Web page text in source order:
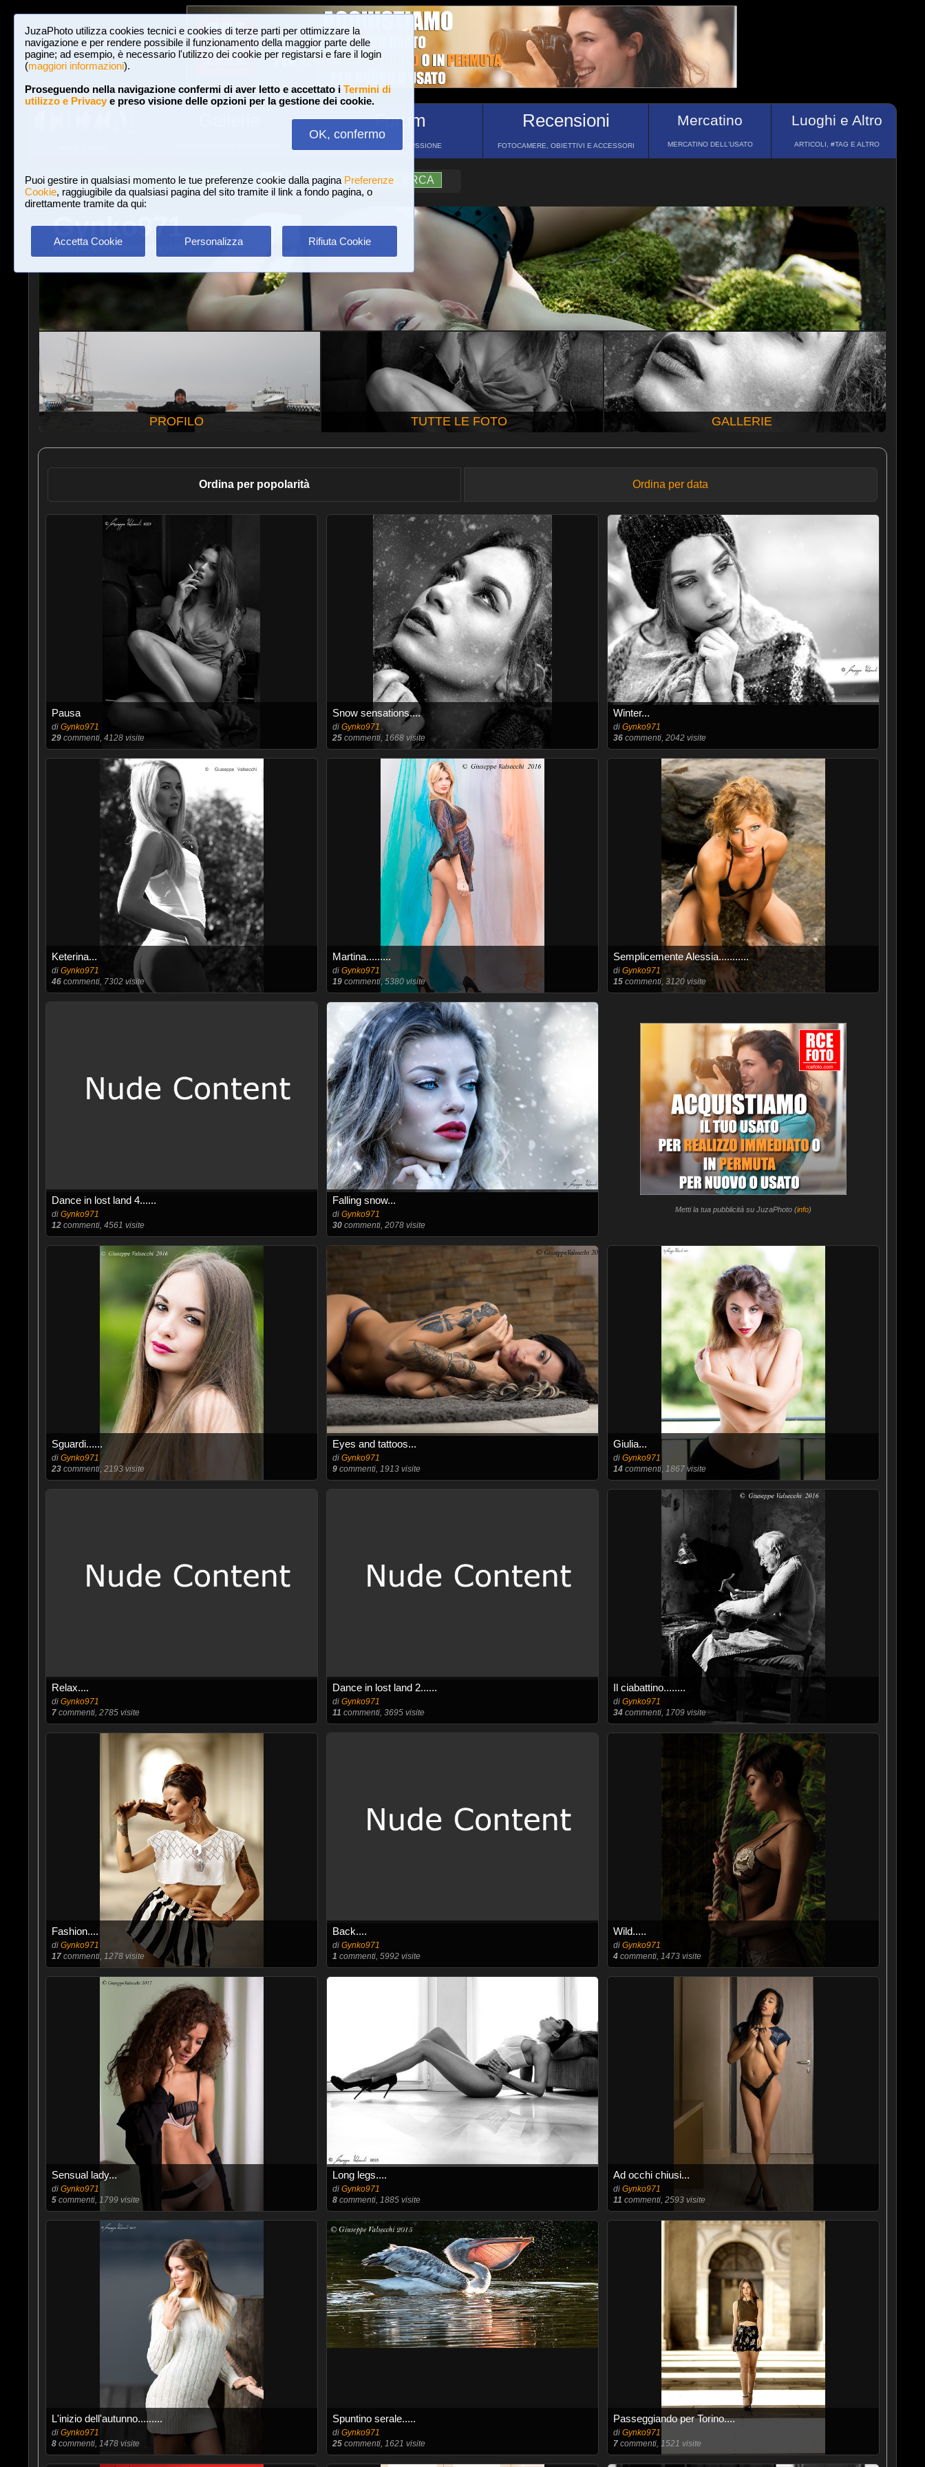
JuzaPhoto utilizza cookies tecnici e cookies di terze parti per ottimizzare la
navigazione e per rendere possibile il funzionamento della maggior parte delle
pagine; ad esempio, è necessario l'utilizzo dei cookie per registarsi e fare il login
(maggiori informazioni).
Proseguendo nella navigazione confermi di aver letto e accettato i Termini di
utilizzo e Privacye preso visione delle opzioni per la gestione dei cookie.
OK, confermo
Puoi gestire in qualsiasi momento le tue preferenze cookie dalla pagina Preferenze
Cookie, raggiugibile da qualsiasi pagina del sito tramite il link a fondo pagina, o
direttamente tramite da qui:
Accetta Cookie Personalizza Rifiuta Cookie
Forum
FORUM DI DISCUSSIONE
Recensioni
FOTOCAMERE, OBIETTIVI E ACCESSORI
Mercatino
MERCATINO DELL'USATO
Luoghi e Altro
ARTICOLI, #TAG E ALTRO
Login Iscriviti a JuzaPhoto! A A ?AIUTO RICERCA
Gynko971
www.juzaphoto.com/p/Gynko971
PROFILO TUTTE LE FOTO GALLERIE
Ordina per popolarità Ordina per data
Pausa
di Gynko971
29commenti, 4128 visite
Snow sensations....
di Gynko971
25commenti, 1668 visite
Winter...
diGynko971
36 commenti, 2042 visite
Keterina...
di Gynko971
46commenti, 7302 visite
Martina.........
di Gynko971
19commenti, 5380 visite
Semplicemente Alessia...........
diGynko971
15 commenti, 3120 visite
Dance in lost land 4......
di Gynko971
12commenti, 4561 visite
Falling snow...
di Gynko971
30commenti, 2078 visite
Metti la tua pubblicità su JuzaPhoto (info)
Sguardi......
di Gynko971
23commenti, 2193 visite
Eyes and tattoos...
di Gynko971
9commenti, 1913 visite
Giulia...
diGynko971
14 commenti, 1867 visite
Relax....
di Gynko971
7commenti, 2785 visite
Dance in lost land 2......
di Gynko971
11 commenti, 3695 visite
Il ciabattino........
diGynko971
34 commenti, 1709 visite
Fashion....
di Gynko971
17commenti, 1278 visite
Back....
di Gynko971
1 commenti, 5992 visite
Wild.....
diGynko971
4 commenti, 1473 visite
Sensual lady...
di Gynko971
5commenti, 1799 visite
Long legs....
di Gynko971
8commenti, 1885 visite
Ad occhi chiusi...
diGynko971
11 commenti, 2593 visite
L'inizio dell'autunno.........
di Gynko971
8commenti, 1478 visite
Spuntino serale.....
di Gynko971
25commenti, 1621 visite
Passeggiando per Torino....
diGynko971
7 commenti, 1521 visite